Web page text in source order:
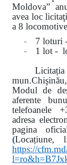
Moldova”
avea loc
a 8
- 7 loturi
- 1 lot -
Modul de
aferente
telefoanele
adresa
pagina
(
https://